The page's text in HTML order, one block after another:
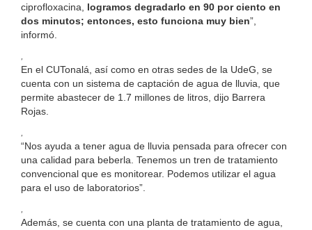
ciprofloxacina, logramos degradarlo en 90 por ciento en
dos minutos; entonces, esto funciona muy bien”,
informó.
,
En el CUTonalá, así como en otras sedes de la UdeG, se
cuenta con un sistema de captación de agua de lluvia, que
permite abastecer de 1.7 millones de litros, dijo Barrera
Rojas.
,
“Nos ayuda a tener agua de lluvia pensada para ofrecer con
una calidad para beberla. Tenemos un tren de tratamiento
convencional que es monitorear. Podemos utilizar el agua
para el uso de laboratorios”.
,
Además, se cuenta con una planta de tratamiento de agua,